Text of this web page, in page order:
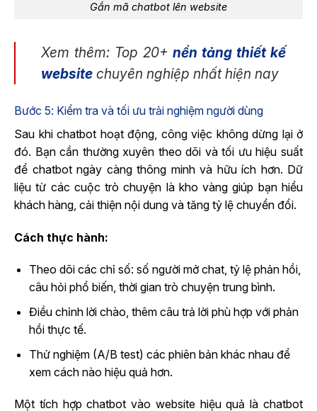
Gắn mã chatbot lên website
Xem thêm: Top 20+nền tảng thiết kế
website chuyên nghiệp nhất hiện nay
Bước 5: Kiểm tra và tối ưu trải nghiệm người dùng
Sau khi chatbot hoạt động, công việc không dừng lại ở
đó. Bạn cần thường xuyên theo dõi và tối ưu hiệu suất
để chatbot ngày càng thông minh và hữu ích hơn. Dữ
liệu từ các cuộc trò chuyện là kho vàng giúp bạn hiểu
khách hàng, cải thiện nội dung và tăng tỷ lệ chuyển đổi.
Cách thực hành:
Theo dõi các chỉ số: số người mở chat, tỷ lệ phản hồi,
câu hỏi phổ biến, thời gian trò chuyện trung bình.
Điều chỉnh lời chào, thêm câu trả lời phù hợp với phản
hồi thực tế.
Thử nghiệm (A/B test) các phiên bản khác nhau để
xem cách nào hiệu quả hơn.
Một tích hợp chatbot vào website hiệu quả là chatbot